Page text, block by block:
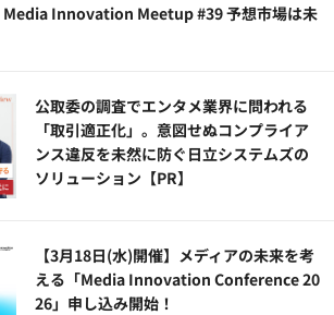
Media Innovation Meetup #39 予想市場は未
公​​取委の調査でエンタメ業界に問われる
「取引適正化」。意図せぬコンプライア
ンス違反を未然に防ぐ日立システムズの
ソリューション​【PR】
【3月18日(水)開催】メディアの未来を考
える「Media Innovation Conference 20
26」申し込み開始！